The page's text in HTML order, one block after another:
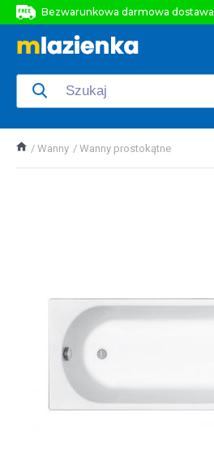
Bezwarunkowa darmowa dostawa
Bezwarunkowa darmowa dostawa
Wanny Wanny prostokątne